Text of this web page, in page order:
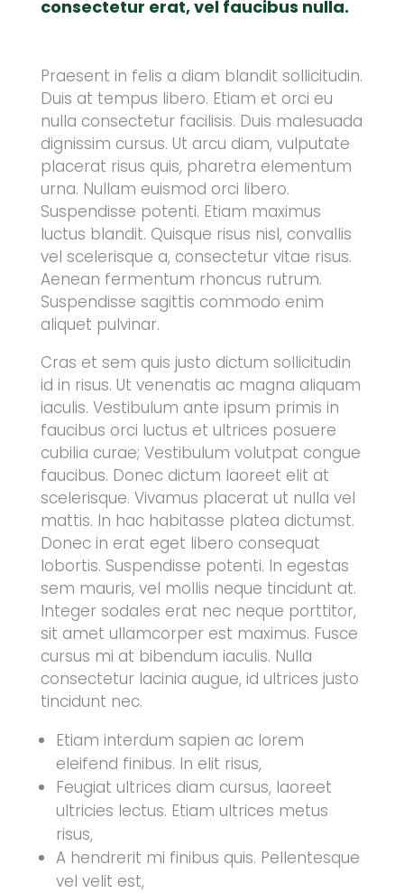
consectetur erat, vel faucibus nulla.
Praesent in felis a diam blandit sollicitudin.
Duis at tempus libero. Etiam et orci eu
nulla consectetur facilisis. Duis malesuada
dignissim cursus. Ut arcu diam, vulputate
placerat risus quis, pharetra elementum
urna. Nullam euismod orci libero.
Suspendisse potenti. Etiam maximus
luctus blandit. Quisque risus nisl, convallis
vel scelerisque a, consectetur vitae risus.
Aenean fermentum rhoncus rutrum.
Suspendisse sagittis commodo enim
aliquet pulvinar.
Cras et sem quis justo dictum sollicitudin
id in risus. Ut venenatis ac magna aliquam
iaculis. Vestibulum ante ipsum primis in
faucibus orci luctus et ultrices posuere
cubilia curae; Vestibulum volutpat congue
faucibus. Donec dictum laoreet elit at
scelerisque. Vivamus placerat ut nulla vel
mattis. In hac habitasse platea dictumst.
Donec in erat eget libero consequat
lobortis. Suspendisse potenti. In egestas
sem mauris, vel mollis neque tincidunt at.
Integer sodales erat nec neque porttitor,
sit amet ullamcorper est maximus. Fusce
cursus mi at bibendum iaculis. Nulla
consectetur lacinia augue, id ultrices justo
tincidunt nec.
Etiam interdum sapien ac lorem
eleifend finibus. In elit risus,
Feugiat ultrices diam cursus, laoreet
ultricies lectus. Etiam ultrices metus
risus,
A hendrerit mi finibus quis. Pellentesque
vel velit est,